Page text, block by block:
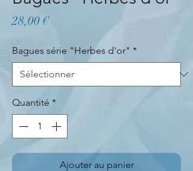
28,00 €Prix
Bagues série "Herbes d'or" *
Quantité *
Ajouter au panier